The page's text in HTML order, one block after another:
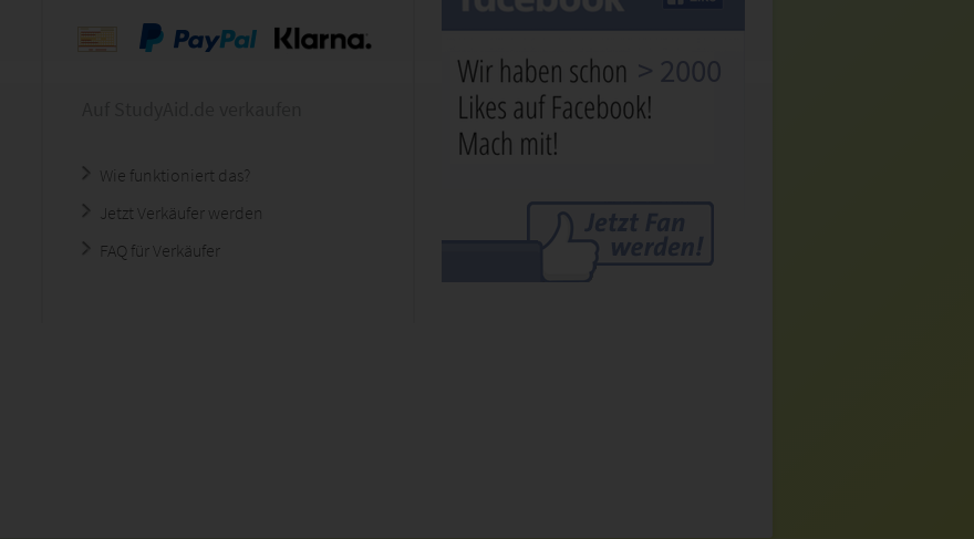
Wie funktioniert das?
Jetzt Verkäufer werden
FAQ für Verkäufer
> 2000